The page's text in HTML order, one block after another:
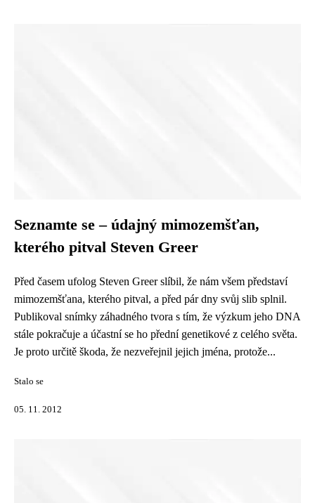
Seznamte se – údajný mimozemšťan,
kterého pitval Steven Greer
Před časem ufolog Steven Greer slíbil, že nám všem představí
mimozemšťana, kterého pitval, a před pár dny svůj slib splnil.
Publikoval snímky záhadného tvora s tím, že výzkum jeho DNA
stále pokračuje a účastní se ho přední genetikové z celého světa.
Je proto určitě škoda, že nezveřejnil jejich jména, protože...
Stalo se
05. 11. 2012